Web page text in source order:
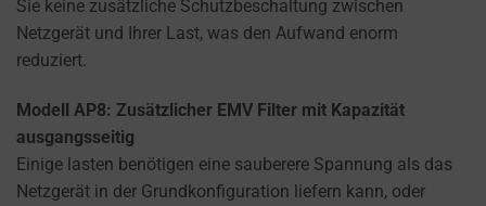
Sie keine zusätzliche Schutzbeschaltung zwischen
Netzgerät und Ihrer Last, was den Aufwand enorm
reduziert.
Modell AP8: Zusätzlicher EMV Filter mit Kapazität
ausgangsseitig
Einige lasten benötigen eine sauberere Spannung als das
Netzgerät in der Grundkonfiguration liefern kann, oder